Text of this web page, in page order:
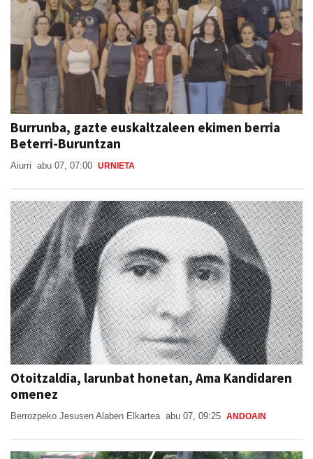
Burrunba, gazte euskaltzaleen ekimen berria
Beterri-Buruntzan
Aiurri abu 07, 07:00 URNIETA
Otoitzaldia, larunbat honetan, Ama Kandidaren
omenez
Berrozpeko Jesusen Alaben Elkartea abu 07, 09:25 ANDOAIN